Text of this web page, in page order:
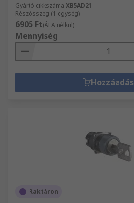
Gyártó cikkszáma XB5AD21
Részösszeg (1 egység)
6905 Ft(ÁFA nélkül)
Mennyiség
Hozzáadás
Raktáron